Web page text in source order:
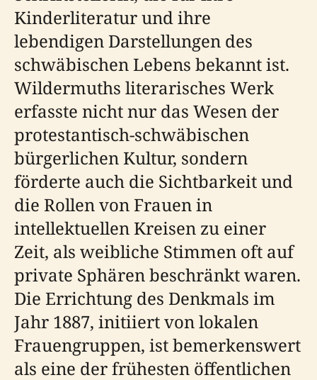
Kinderliteratur und ihre
lebendigen Darstellungen des
schwäbischen Lebens bekannt ist.
Wildermuths literarisches Werk
erfasste nicht nur das Wesen der
protestantisch-schwäbischen
bürgerlichen Kultur, sondern
förderte auch die Sichtbarkeit und
die Rollen von Frauen in
intellektuellen Kreisen zu einer
Zeit, als weibliche Stimmen oft auf
private Sphären beschränkt waren.
Die Errichtung des Denkmals im
Jahr 1887, initiiert von lokalen
Frauengruppen, ist bemerkenswert
als eine der frühesten öffentlichen